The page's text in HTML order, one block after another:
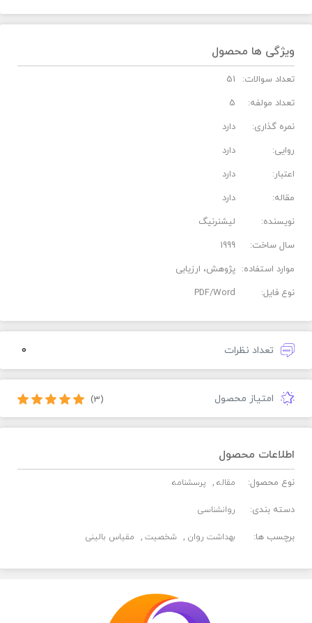
ویژگی ها محصول
تعداد سوالات:
51
تعداد مولفه:
5
نمره گذاری:
دارد
روایی:
دارد
اعتبار:
دارد
مقاله:
دارد
نویسنده:
لیشنرنیگ
سال ساخت:
1999
موارد استفاده: پژوهش، ارزیابی
نوع فایل:
PDF/Word
تعداد نظرات 0
امتیاز محصول (3)
اطلاعات محصول
نوع محصول: مقاله پرسشنامه
دسته بندی: روانشناسی
برچسب ها: بهداشت روان شخصیت مقیاس بالینی